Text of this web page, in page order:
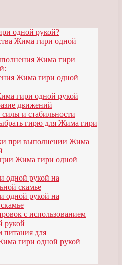
одной рукой?
Жима гири одной
Жима гири
Жима гири одной
гири одной рукой
движений
силы и стабильности
гирю для Жима гири
при выполнении Жима
Жима гири одной
одной рукой на
скамье
одной рукой на
с использованием
рукой
для
гири одной рукой